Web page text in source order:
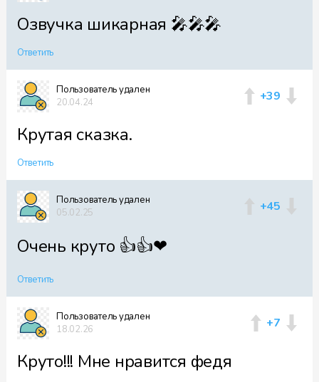
Озвучка шикарная 🎤🎤🎤
Ответить
Пользователь удален
20.04.24
+39
Крутая сказка.
Ответить
Пользователь удален
05.02.25
+45
Очень круто 👍👍❤
Ответить
Пользователь удален
18.02.26
+7
Круто!!! Мне нравится федя